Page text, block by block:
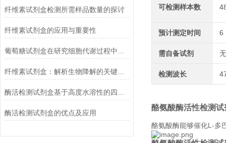
纤维素试剂盒检测所需样品数量的探讨
纤维素试剂盒的应用与重要性
纤维素试剂盒：解析生物降解的关键利器
酶活检测试剂盒的优点及应用
可检测样本数
预计测定时间 6
需自备试剂
检测波长
酪氨酸酶活性检测试
酪氨酸酶能够催化L-多